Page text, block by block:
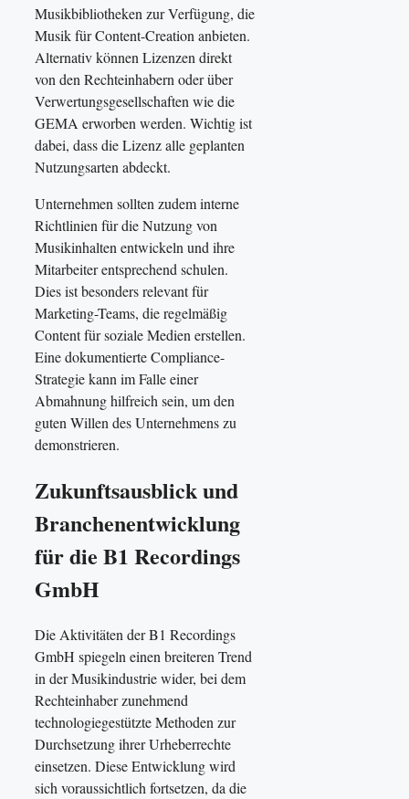
Musikbibliotheken zur Verfügung, die
Musik für Content-Creation anbieten.
Alternativ können Lizenzen direkt
von den Rechteinhabern oder über
Verwertungsgesellschaften wie die
GEMA erworben werden. Wichtig ist
dabei, dass die Lizenz alle geplanten
Nutzungsarten abdeckt.
Unternehmen sollten zudem interne
Richtlinien für die Nutzung von
Musikinhalten entwickeln und ihre
Mitarbeiter entsprechend schulen.
Dies ist besonders relevant für
Marketing-Teams, die regelmäßig
Content für soziale Medien erstellen.
Eine dokumentierte Compliance-
Strategie kann im Falle einer
Abmahnung hilfreich sein, um den
guten Willen des Unternehmens zu
demonstrieren.
Zukunftsausblick und
Branchenentwicklung
für die B1 Recordings
GmbH
Die Aktivitäten der B1 Recordings
GmbH spiegeln einen breiteren Trend
in der Musikindustrie wider, bei dem
Rechteinhaber zunehmend
technologiegestützte Methoden zur
Durchsetzung ihrer Urheberrechte
einsetzen. Diese Entwicklung wird
sich voraussichtlich fortsetzen, da die